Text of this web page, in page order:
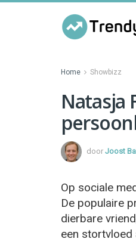
Home Showbizz
Natasja
door Joost
Op sociale
De populaire
dierbare
een stortvloed